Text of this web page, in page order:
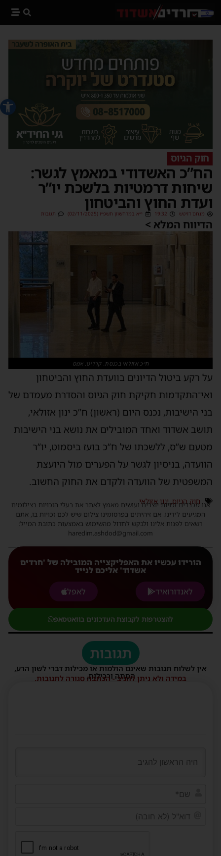
פתח
חוק הגיוס
הח”כ האשדודי במאמץ לגשר:
שיחות דרמטיות בלשכת יו”ר
ועדת החוץ והביטחון
מנחם דויטש 19:32 י״א במרחשוון תשפ״ו (02/11/2025) תגובות
הדיווח המלא >
ח״כ אזולאי בכנסת. קרדיט: אמס
על רקע ביטול הדיונים בוועדת החוץ והביטחון
ואי־התקדמות חקיקת חוק הגיוס והסדרת מעמדם של
בני הישיבות, נכנס היום (ראשון) ח”כ ינון אזולאי,
תושב אשדוד ואחד המובילים את נושא בני הישיבות
מטעם ש”ס, ללשכתו של ח”כ בועז ביסמוט, יו”ר
הוועדה, בניסיון לגשר על הפערים מול היועצת
המשפטית של הוועדה ולקדם את החוק החשוב.
חוק הגיוס, ינון אזולאי
אנו מכבדים זכויות יוצרים ועושים מאמץ לאתר את בעלי הזכויות בצילומים
המגיעים לידינו. אם זיהיתים בפרסומינו צילום שיש לכם זכויות בו, אתם
רשאים לפנות אלינו ולבקש לחדול מהשימוש באמצעות כתובת המייל:
haredim.ashdod@gmail.com
הורידו עכשיו את האפליקצייה המובילה של 'חרדים
אשדוד' אליכם לנייד
לאנדורואיד
לאפל
להצטרפות לקבוצת העדכונים בוואטסאפ
תגובות
אין לשלוח תגובות שאינם הולמות או מכילות דברי לשון הרע,
הסתה ורכילות.
במידה ולא ניתן להגיב - הכתבה סגורה לתגובות.